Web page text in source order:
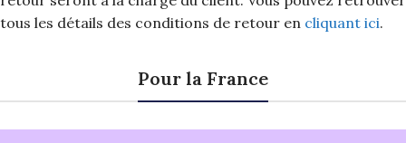
tous les détails des conditions de retour en cliquant ici.
Pour la France